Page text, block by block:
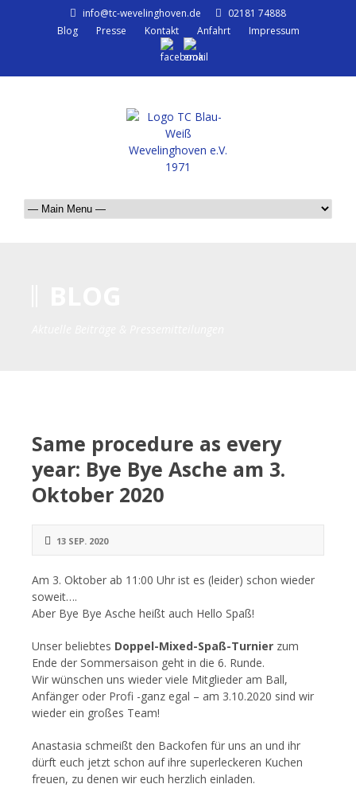
info@tc-wevelinghoven.de
02181 74888
Blog
Presse Kontakt Anfahrt Impressum
Same procedure as every
year: Bye Bye Asche am 3.
Oktober 2020
13 SEP. 2020
Am 3. Oktober ab 11:00 Uhr ist es (leider) schon wieder
soweit….
Aber Bye Bye Asche heißt auch Hello Spaß!
Unser beliebtes Doppel-Mixed-Spaß-Turnier zum
Ende der Sommersaison geht in die 6. Runde.
Wir wünschen uns wieder viele Mitglieder am Ball,
Anfänger oder Profi -ganz egal – am 3.10.2020 sind wir
wieder ein großes Team!
Anastasia schmeißt den Backofen für uns an und ihr
dürft euch jetzt schon auf ihre superleckeren Kuchen
freuen, zu denen wir euch herzlich einladen.